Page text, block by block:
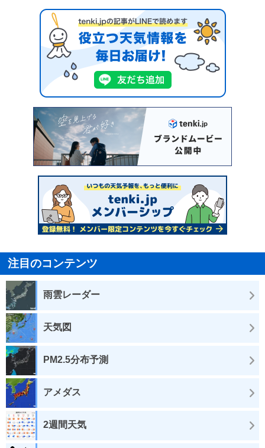
注目のコンテンツ
雨雲レーダー
天気図
PM2.5分布予測
アメダス
2週間天気